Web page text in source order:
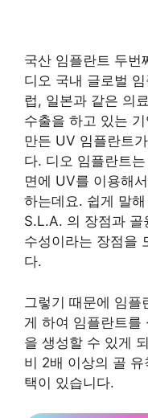
국산 임플란트 두번
디오 국내 글로벌
럽, 일본과 같은 의
수출을 하고 있는
만든 UV 임플란트
다. 디오 임플란트
면에 UV를 이용해
하는데요. 쉽게 말
S.L.A. 의 장점과 골
수성이라는 장점을
다.
그렇기 때문에 임플
게 하여 임플란트를
을 생성할 수 있게
비 2배 이상의 골
택이 있습니다.